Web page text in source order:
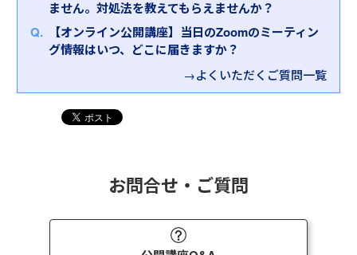
資料の目的・内容を明確にしたうえで、論理的に情
報をまとめ、相手に伝わる分かりやすい資料を作成
するためのスキルを学びます。
お客さまのご受講の目的に合わせて、ラインナップ
からお選びください。
文書・資料作成研修ラインナップ
詳細をヒアリングさせていただいたうえで、お客さ
まにおすすめの研修を選定させていただきます。
択による要約
③相手が欲しい情報を考える力～キーワードや数字
を記載する
～ＦＡＸ送付状・書類送付状・案内状・お祝い
書を添削するという立場にある方もいらっしゃるで
しょう。
本研修では、こうしたケースごとの文書に関わる作
業のポイントを踏まえ、必要なスキルをワークで実
際に手を動かしながら習得することで、総合的な文
書作成力の向上を目指します。
識を習得いただきます。研修の最後には、不適切な
メールの添削、テーマに沿った作成演習を通じて、
知識の定着と実践力を養成します。
また、Ｅメールの書き方と注意点や便利機能につい
ての知識を習得する「
ません。対処法を教えてもらえませんか？
【オンライン公開講座】当日のZoomのミーティン
グ情報はいつ、どこに届きますか？
→よくいただくご質問一覧
お問合せ・ご質問